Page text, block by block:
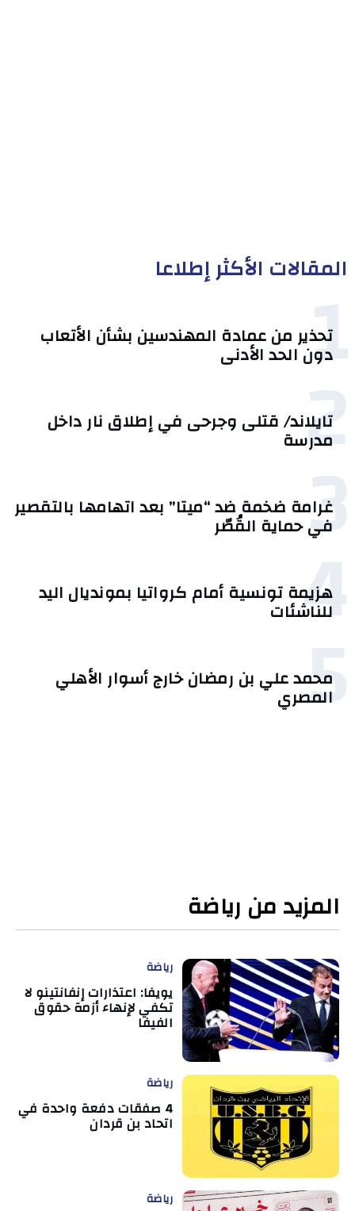
المقالات الأكثر إطلاعا
1
تحذير من عمادة المهندسين بشأن الأتعاب
دون الحد الأدنى
2
تايلاند/ قتلى وجرحى في إطلاق نار داخل
مدرسة
3
غرامة ضخمة ضد “ميتا” بعد اتهامها بالتقصير
في حماية القُصّر
4
هزيمة تونسية أمام كرواتيا بمونديال اليد
للناشئات
5
محمد علي بن رمضان خارج أسوار الأهلي
المصري
المزيد من رياضة
رياضة
يويفا: اعتذارات إنفانتينو لا
تكفي لإنهاء أزمة حقوق
الفيفا
رياضة
4 صفقات دفعة واحدة في
اتحاد بن قردان
رياضة